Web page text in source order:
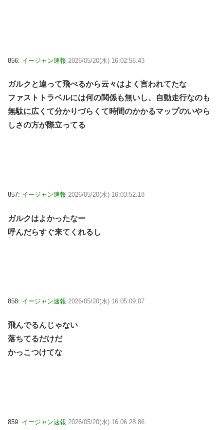
856: イージャン速報 2026/05/20(水) 16:02:56.43
ガルクと違って飛べるから云々はよく言われてたな
ファストトラベルには何の関係も無いし、自動走行なのも
無駄に広くて分かりづらくて時間のかかるマップのいやら
しさの方が際立ってる
857: イージャン速報 2026/05/20(水) 16:03:52.18
ガルクはよかったなー
呼んだらすぐ来てくれるし
858: イージャン速報 2026/05/20(水) 16:05:09.07
飛んでるんじゃない
落ちてるだけだ
かっこつけてな
859: イージャン速報 2026/05/20(水) 16:06:28.86